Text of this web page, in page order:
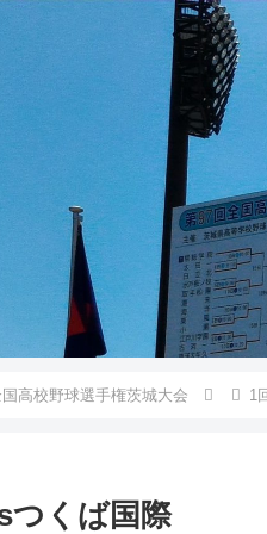
高校野球選手権茨城大会 1
つくば国際